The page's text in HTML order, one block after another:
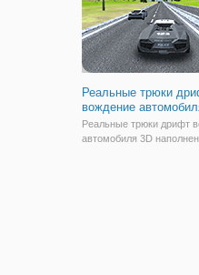
Реальные трюки
вождение
Реальные трюки дрифт
автомобиля 3D